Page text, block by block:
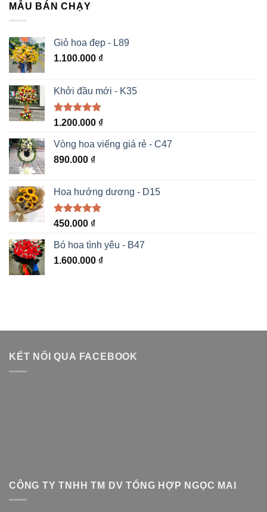
MẪU BÁN CHẠY
Giỏ hoa đẹp - L89
1.100.000 ₫
Khởi đầu mới - K35
Được xếp
5 sao
1.200.000 ₫
Vòng hoa viếng giá rẻ - C47
890.000 ₫
Hoa hướng dương - D15
Được xếp
5 sao
450.000 ₫
Bó hoa tình yêu - B47
1.600.000 ₫
KẾT NỐI QUA FACEBOOK
CÔNG TY TNHH TM DV TỔNG HỢP NGỌC MAI